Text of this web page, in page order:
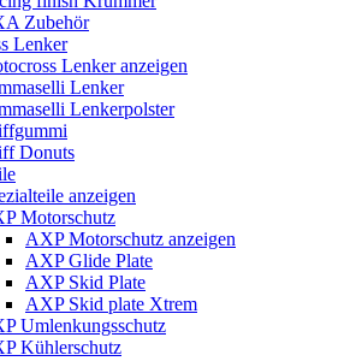
Zubehör
Lenker
Lenker anzeigen
Lenker
Lenkerpolster
Donuts
anzeigen
Motorschutz
AXP Motorschutz anzeigen
AXP Glide Plate
AXP Skid Plate
AXP Skid plate Xtrem
Umlenkungsschutz
Kühlerschutz